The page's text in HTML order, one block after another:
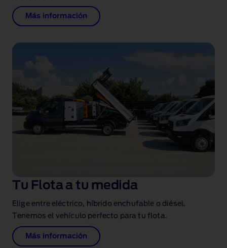
Más información
Tu Flota a tu medida
Elige entre eléctrico, híbrido enchufable o diésel.
Tenemos el vehículo perfecto para tu flota.
Más información